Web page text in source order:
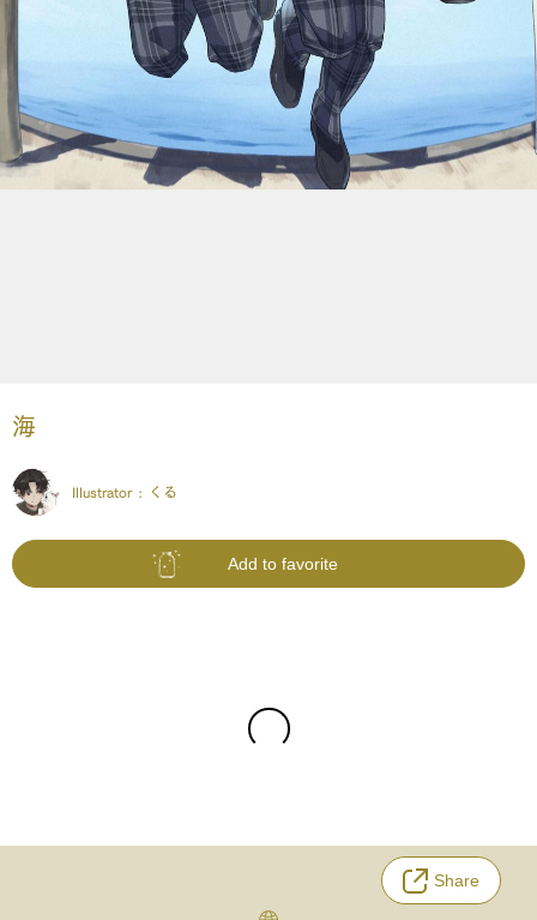
海
Illustrator : くる
Add to favorite
Share